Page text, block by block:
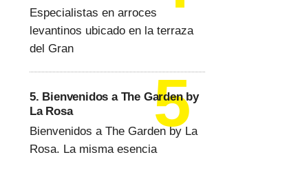
Especialistas en arroces
levantinos ubicado en la terraza
del Gran
5. Bienvenidos a The Garden by
La Rosa
Bienvenidos a The Garden by La
Rosa. La misma esencia